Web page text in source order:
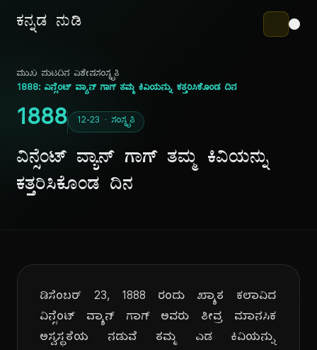
ಕನ್ನಡ ನುಡಿ
ಮುಖ ಪುಟದಿನ ವಿಶೇಷಸಂಸ್ಕೃತಿ
1888: ವಿನ್ಸೆಂಟ್ ವ್ಯಾನ್ ಗಾಗ್ ತಮ್ಮ ಕಿವಿಯನ್ನು ಕತ್ತರಿಸಿಕೊಂಡ ದಿನ
1888 12-23 · ಸಂಸ್ಕೃತಿ
ವಿನ್ಸೆಂಟ್ ವ್ಯಾನ್ ಗಾಗ್ ತಮ್ಮ ಕಿವಿಯನ್ನು
ಕತ್ತರಿಸಿಕೊಂಡ ದಿನ
ಡಿಸೆಂಬರ್ 23, 1888 ರಂದು ಖ್ಯಾತ ಕಲಾವಿದ
ವಿನ್ಸೆಂಟ್ ವ್ಯಾನ್ ಗಾಗ್ ಅವರು ತೀವ್ರ ಮಾನಸಿಕ
ಅಸ್ವಸ್ಥತೆಯ ನಡುವೆ ತಮ್ಮ ಎಡ ಕಿವಿಯನ್ನು